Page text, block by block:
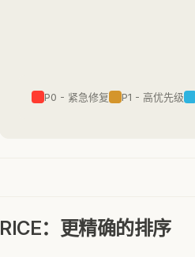
P0 - 紧急修复 P1 - 高优先级
RICE：更精确的排序